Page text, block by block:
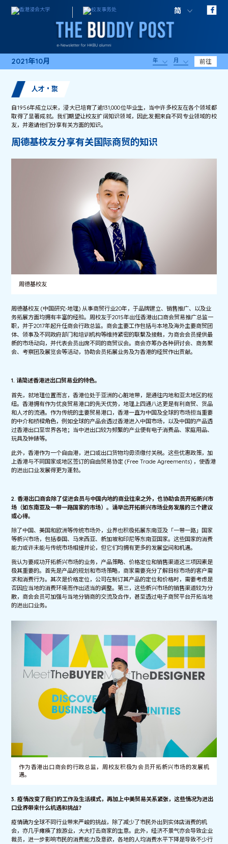
简
2021年10月 年 月 前往
人才・聚
自1956年成立以来，浸大已培育了逾131,000位毕业生，当中许多校友在各个领域都
取得了显著成就。我们期望让校友扩阔知识领域，因此发掘来自不同专业领域的校
友，并邀请他们分享有关方面的知识。
周德基校友分享有关国际商贸的知识
周德基校友
周德基校友 (中国研究-地理) 从事商贸行业20年，于品牌建立、销售推广、以及业
务拓展方面均拥有丰富的经验。周校友于2015年出任香港出口商会贸易推广总监一
职，并于2017年起升任商会行政总监。商会主要工作包括与本地及海外主要商贸团
体、领事及不同政府部门和培训机构等维持紧密的联繫及接触，为商会会员提供最
新的市场动向，并代表会员出席不同的商贸议会。商会亦筹办各种研讨会、商务聚
会、考察团及展览会等活动，协助会员拓展业务及为香港的经贸作出贡献。
1. 请简述香港进出口贸易业的特色。
首先，就地理位置而言，香港位处于亚洲的心脏地带，是通往内地和亚太地区的枢
纽。香港拥有作为优良贸易港口的先天优势，地理上四通八达更是有利商贸、货品
和人才的流通。作为传统的主要贸易港口，香港一直为中国及全球的市场担当重要
的中介和桥樑角色，例如全球的产品会透过香港进入中国市场，以及中国的产品透
过香港出口至世界各地；当中进出口较为频繁的产业便有电子消费品、家庭用品、
玩具及钟錶等。
此外，香港作为一个自由港，进口或出口货物均毋须缴付关税。这些优惠政策，加
上香港与不同国家或地区签订的自由贸易协定 (Free Trade Agreements) ，使香港
的进出口业发展得更为蓬勃。
2. 香港出口商会除了促进会员与中国内地的商业往来之外，也协助会员开拓新兴市
场（如东南亚及一带一路国家的市场）。请举出开拓新兴市场业务发展的三个建议
或心得。
除了中国、美国和欧洲等传统市场外，业界也积极拓展东南亚及「一带一路」国家
等新兴市场，包括泰国、马来西亚、新加坡和印尼等东南亚国家。这些国家的消费
能力或许未能与传统市场相提并论，但它们均拥有更多的发展空间和机遇。
我认为要成功开拓新兴市场的业务，产品策略、价格定位和销售渠道这三项因素是
极其重要的。首先是产品的规划和市场策略，商家需要充分了解目标市场的客户需
求和消费行为。其次是价格定位，公司在制订其产品的定位和价格时，需要考虑是
否因应当地的消费环境而作出适当的调整。第三，这些新兴市场的销售渠道较为分
散，商会会员可加强与当地分销商的交流及合作，甚至透过电子商贸平台开拓当地
的进出口业务。
作为香港出口商会的行政总监，周校友积极为会员开拓新兴市场的发展机
遇。
3. 疫情改变了我们的工作及生活模式，再加上中美贸易关系紧张，这些情况为进出
口业界带来什么机遇和挑战？
疫情确为全球不同行业带来严峻的挑战，除了减少了市民外出到实体店消费的机
会，亦几乎瘫痪了旅游业，大大打击商家的生意。此外，经济不景气亦会导致企业
裁员，进一步影响市民的消费能力及意欲，各地的人均消费水平下降是导致不少行